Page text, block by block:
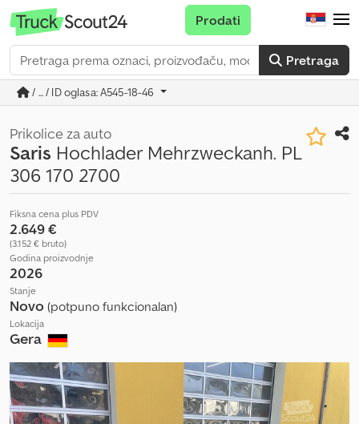
Pretraga
Prodati
/ ... / ID oglasa: A545-18-46
Prikolice za auto
Saris Hochlader Mehrzweckanh. PL
306 170 2700
Fiksna cena plus PDV
2.649 €
(3.152 € bruto)
Godina proizvodnje
2026
Stanje
Novo (potpuno funkcionalan)
Lokacija
Gera